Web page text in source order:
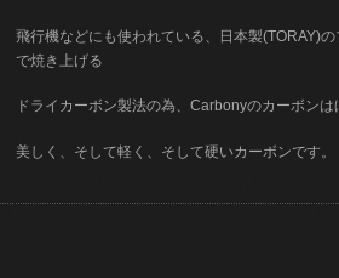
飛行機などにも使われている、日本製(TORAY)
で焼き上げる
ドライカーボン製法の為、Carbonyのカーボン
美しく、そして軽く、そして硬いカーボンです。